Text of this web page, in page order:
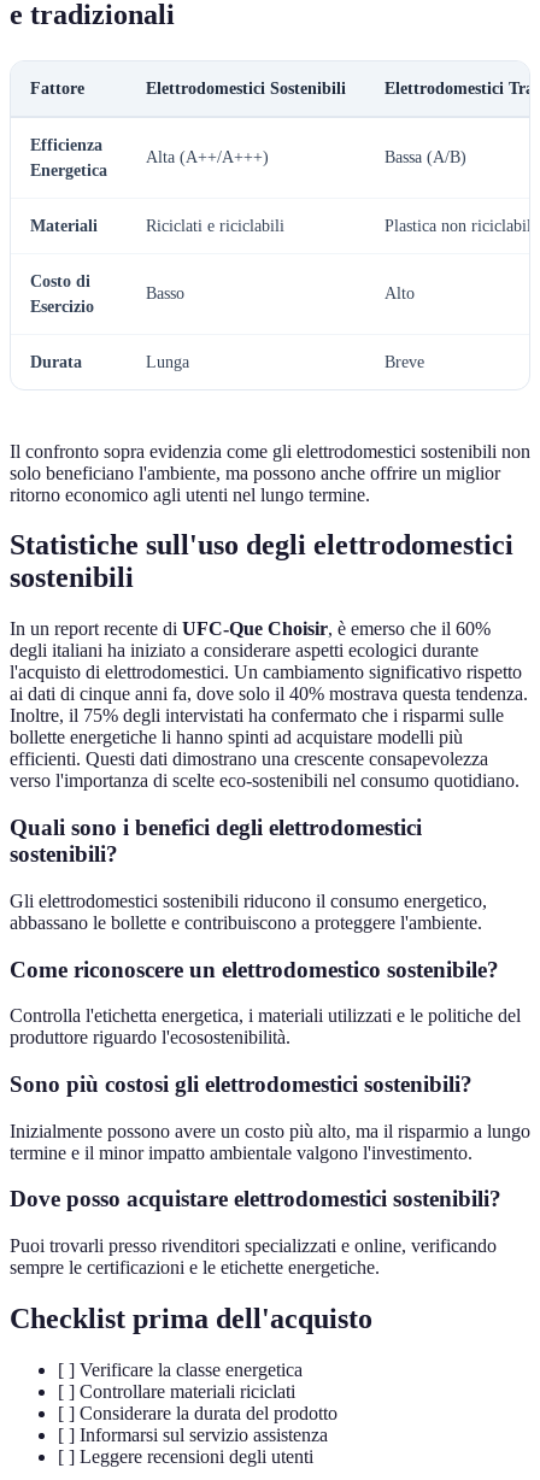
e tradizionali
Fattore Elettrodomestici Sostenibili Elettrodomestici
Efficienza
Energetica
Alta (A++/A+++) Bassa (A/B)
Materiali Riciclati e riciclabili Plastica non riciclabile
Costo di
Esercizio
Basso Alto
Durata Lunga Breve
Il confronto sopra evidenzia come gli elettrodomestici sostenibili non
solo beneficiano l'ambiente, ma possono anche offrire un miglior
ritorno economico agli utenti nel lungo termine.
Statistiche sull'uso degli elettrodomestici
sostenibili
In un report recente di UFC-Que Choisir, è emerso che il 60%
degli italiani ha iniziato a considerare aspetti ecologici durante
l'acquisto di elettrodomestici. Un cambiamento significativo rispetto
ai dati di cinque anni fa, dove solo il 40% mostrava questa tendenza.
Inoltre, il 75% degli intervistati ha confermato che i risparmi sulle
bollette energetiche li hanno spinti ad acquistare modelli più
efficienti. Questi dati dimostrano una crescente consapevolezza
verso l'importanza di scelte eco-sostenibili nel consumo quotidiano.
Quali sono i benefici degli elettrodomestici
sostenibili?
Gli elettrodomestici sostenibili riducono il consumo energetico,
abbassano le bollette e contribuiscono a proteggere l'ambiente.
Come riconoscere un elettrodomestico sostenibile?
Controlla l'etichetta energetica, i materiali utilizzati e le politiche del
produttore riguardo l'ecosostenibilità.
Sono più costosi gli elettrodomestici sostenibili?
Inizialmente possono avere un costo più alto, ma il risparmio a lungo
termine e il minor impatto ambientale valgono l'investimento.
Dove posso acquistare elettrodomestici sostenibili?
Puoi trovarli presso rivenditori specializzati e online, verificando
sempre le certificazioni e le etichette energetiche.
Checklist prima dell'acquisto
[ ] Verificare la classe energetica
[ ] Controllare materiali riciclati
[ ] Considerare la durata del prodotto
[ ] Informarsi sul servizio assistenza
[ ] Leggere recensioni degli utenti